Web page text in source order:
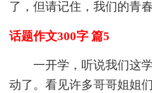
了，但请记住，我们的青
话题作文300字 篇5
一开学，听说我们这
动了。看见许多哥哥姐姐